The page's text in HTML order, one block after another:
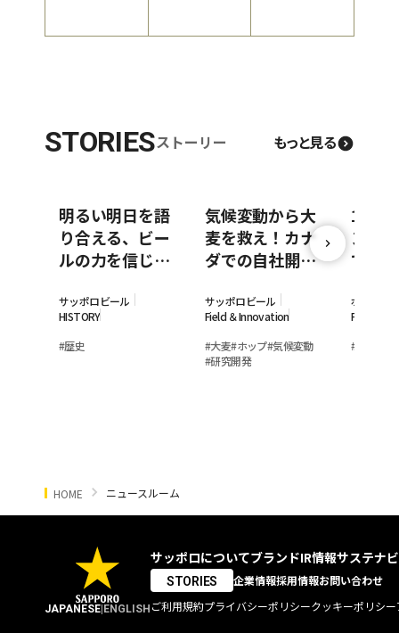
STORIESストーリー もっと見る
明るい明日を語
り合える、ビー
ルの力を信じて
ールと乾杯の歴
史
サッポロビール
HISTORY
#歴史
気候変動から大
麦を救え！カナ
ダでの自社開発
している若手女
性研究員
サッポロビール
Field ＆Innovation
#大麦#ホップ#気候変動
#研究開発
100
ン事
て。
モン
の裏側
ポッカサ
Field ＆
#
HOME ニュースルーム
JAPANESE|ENGLISH
サッポロについてブランドIR情報サステナ
STORIES 企業情報採用情報お問い合わせ
ご利用規約プライバシーポリシークッキーポリシー